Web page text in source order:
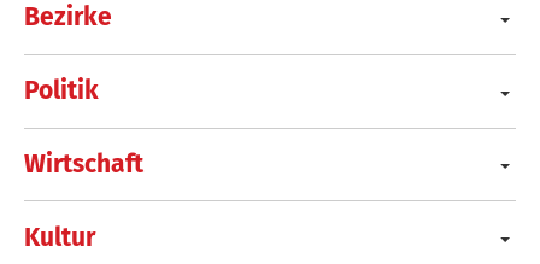
Bezirke
Politik
Wirtschaft
Kultur